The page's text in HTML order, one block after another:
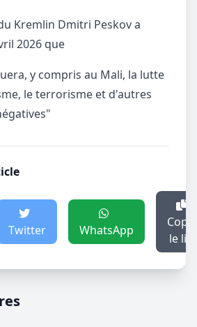
Kremlin Dmitri Peskov a
2026 que
y compris au Mali, la lutte
le terrorisme et d'autres
Twitter WhatsApp
le